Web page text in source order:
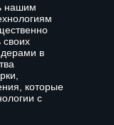
нашим
своих
в
которые
с